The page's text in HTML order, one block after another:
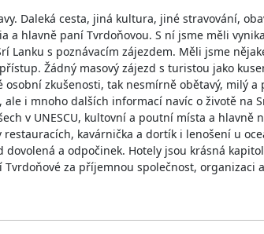
Daleká cesta, jiná kultura, jiné stravování,
hlavně paní Tvrdoňovou. S ní jsme měli
s poznávacím zájezdem. Měli jsme
Žádný masový zájezd s turistou jako
zkušenosti, tak nesmírně obětavý, milý
i mnoho dalších informací navíc o životě na
v UNESCU, kultovní a poutní místa a
kavárnička a dortík i lenošení u
a odpočinek. Hotely jsou krásná
za příjemnou společnost, organizaci